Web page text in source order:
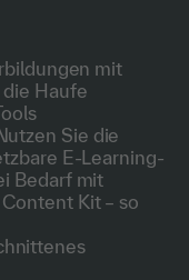
mit
Haufe
Sie die
E-Learning-
Bedarf mit
Kit – so